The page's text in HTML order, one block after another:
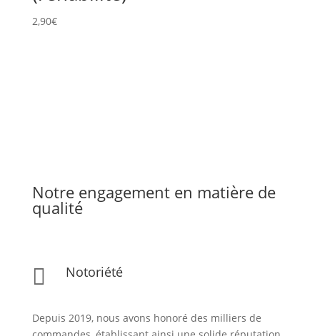
2,90€
Notre engagement en matière de
qualité
 Notoriété
Depuis 2019, nous avons honoré des milliers de